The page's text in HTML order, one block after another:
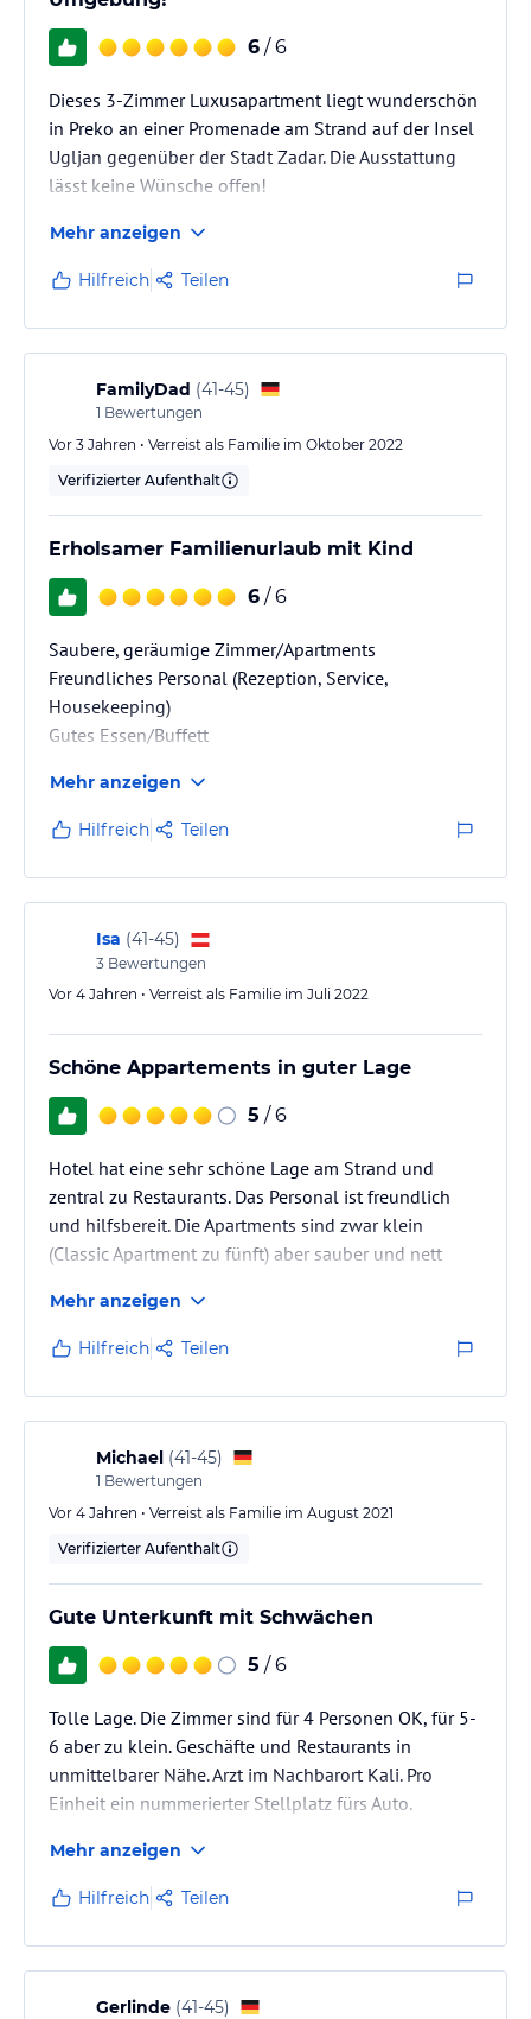
6 / 6
Dieses 3-Zimmer Luxusapartment liegt wunderschön
in Preko an einer Promenade am Strand auf der Insel
Ugljan gegenüber der Stadt Zadar. Die Ausstattung
lässt keine Wünsche offen!
Mehr anzeigen
Hilfreich Teilen
FamilyDad (41-45)
1 Bewertungen
Vor 3 Jahren • Verreist als Familie im Oktober 2022
Verifizierter Aufenthalt
Erholsamer Familienurlaub mit Kind
6 / 6
Saubere, geräumige Zimmer/Apartments
Freundliches Personal (Rezeption, Service,
Housekeeping)
Gutes Essen/Buffett
Einkaufsmöglichkeiten in 5-10 Minuten fußläufig
erreichbar
Mehr anzeigen
Hilfreich Teilen
Isa (41-45)
3 Bewertungen
Vor 4 Jahren • Verreist als Familie im Juli 2022
Schöne Appartements in guter Lage
5 / 6
Hotel hat eine sehr schöne Lage am Strand und
zentral zu Restaurants. Das Personal ist freundlich
und hilfsbereit. Die Apartments sind zwar klein
(Classic Apartment zu fünft) aber sauber und nett
dafür ist die Terrasse sehr schön groß.
Mehr anzeigen
Hilfreich Teilen
Michael (41-45)
1 Bewertungen
Vor 4 Jahren • Verreist als Familie im August 2021
Verifizierter Aufenthalt
Gute Unterkunft mit Schwächen
5 / 6
Tolle Lage. Die Zimmer sind für 4 Personen OK, für 5-
6 aber zu klein. Geschäfte und Restaurants in
unmittelbarer Nähe. Arzt im Nachbarort Kali. Pro
Einheit ein nummerierter Stellplatz fürs Auto.
Mehr anzeigen
Hilfreich Teilen
Gerlinde (41-45)